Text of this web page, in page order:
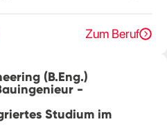
Zum Beruf
(B.Eng.)
-
Studium im